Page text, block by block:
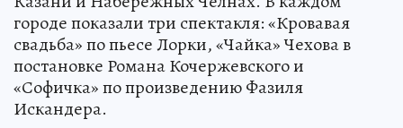
городе показали три спектакля: «Кровавая
свадьба» по пьесе Лорки, «Чайка» Чехова в
постановке Романа Кочержевского и
«Софичка» по произведению Фазиля
Искандера.